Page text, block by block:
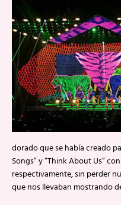
dorado que se había creado
Songs” y “Think About Us”
respectivamente, sin perder
que nos llevaban mostrando